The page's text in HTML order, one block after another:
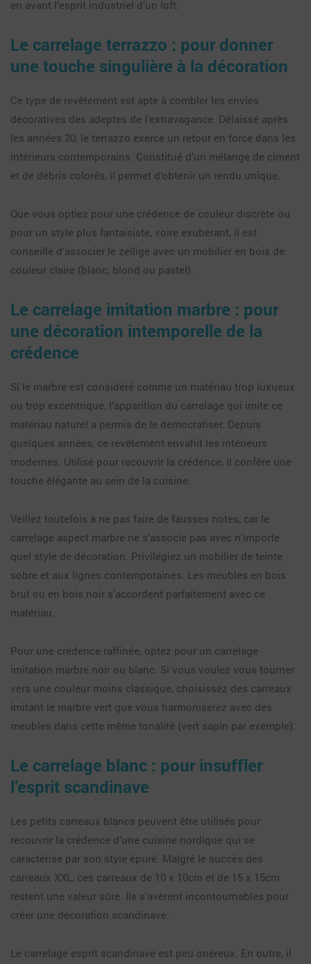
en avant l’esprit industriel d’un loft.
Le carrelage terrazzo : pour donner
une touche singulière à la décoration
Ce type de revêtement est apte à combler les envies
décoratives des adeptes de l’extravagance. Délaissé après
les années 20, le terrazzo exerce un retour en force dans les
intérieurs contemporains. Constitué d’un mélange de ciment
et de débris colorés, il permet d’obtenir un rendu unique.
Que vous optiez pour une crédence de couleur discrète ou
pour un style plus fantaisiste, voire exubérant, il est
conseillé d’associer le zellige avec un mobilier en bois de
couleur claire (blanc, blond ou pastel).
Le carrelage imitation marbre : pour
une décoration intemporelle de la
crédence
Si le marbre est considéré comme un matériau trop luxueux
ou trop excentrique, l’apparition du carrelage qui imite ce
matériau naturel a permis de le démocratiser. Depuis
quelques années, ce revêtement envahit les intérieurs
modernes. Utilisé pour recouvrir la crédence, il confère une
touche élégante au sein de la cuisine.
Veillez toutefois à ne pas faire de fausses notes, car le
carrelage aspect marbre ne s’associe pas avec n’importe
quel style de décoration. Privilégiez un mobilier de teinte
sobre et aux lignes contemporaines. Les meubles en bois
brut ou en bois noir s’accordent parfaitement avec ce
matériau.
Pour une crédence raffinée, optez pour un carrelage
imitation marbre noir ou blanc. Si vous voulez vous tourner
vers une couleur moins classique, choisissez des carreaux
imitant le marbre vert que vous harmoniserez avec des
meubles dans cette même tonalité (vert sapin par exemple).
Le carrelage blanc : pour insuffler
l’esprit scandinave
Les petits carreaux blancs peuvent être utilisés pour
recouvrir la crédence d’une cuisine nordique qui se
caractérise par son style épuré. Malgré le succès des
carreaux XXL, ces carreaux de 10 x 10cm et de 15 x 15cm
restent une valeur sûre. Ils s’avèrent incontournables pour
créer une décoration scandinave.
Le carrelage esprit scandinave est peu onéreux. En outre, il